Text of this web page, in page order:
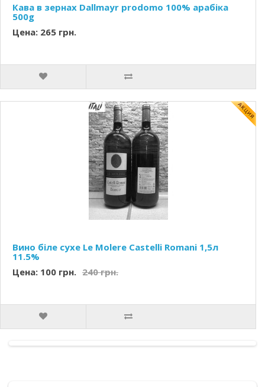
Кава в зернах Dallmayr prodomo 100% арабіка
500g
Цена: 265 грн.
Вино біле сухе Le Molere Castelli Romani 1,5л
11.5%
Цена: 100 грн. 240 грн.